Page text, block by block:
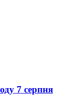
7 серпня